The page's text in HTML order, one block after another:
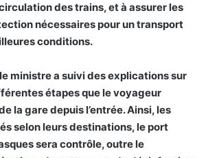
des trains, et à assurer les
nécessaires pour un transport
conditions.
ministre a suivi des explications sur
étapes que le voyageur
la gare depuis l’entrée. Ainsi, les
selon leurs destinations, le port
sera contrôle, outre le